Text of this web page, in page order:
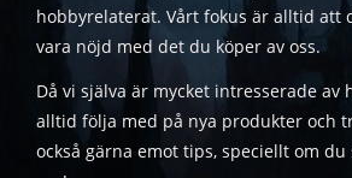
hobbyrelaterat. Vårt fokus är alltid att
vara nöjd med det du köper av oss.
Då vi själva är mycket intresserade av
alltid följa med på nya produkter och
också gärna emot tips, speciellt om du